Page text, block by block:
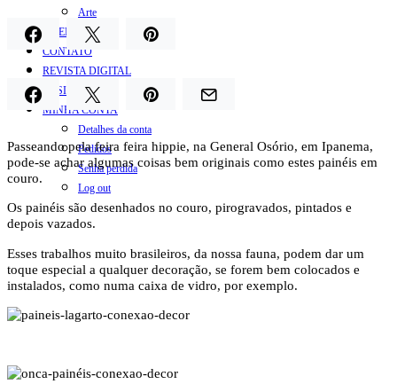
Arte
QUEM SOMOS
CONTATO
REVISTA DIGITAL
ASSINE
MINHA CONTA
Detalhes da conta
Pedidos
Senha perdida
Log out
Passeando pela feira feira hippie, na General Osório, em Ipanema,
pode-se achar algumas coisas bem originais como estes painéis em
couro.
Os painéis são desenhados no couro, pirogravados, pintados e
depois vazados.
Esses trabalhos muito brasileiros, da nossa fauna, podem dar um
toque especial a qualquer decoração, se forem bem colocados e
instalados, como numa caixa de vidro, por exemplo.